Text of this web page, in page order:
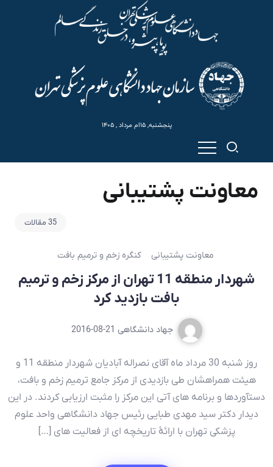
پنجشنبه, ۱۵ام مرداد , ۱۴۰۵
معاونت پشتیبانی
35 مقالات
معاونت پشتیبانی کنگره زخم و ترمیم بافت
شهردار منطقه 11 تهران از مرکز زخم و ترمیم
بافت بازدید کرد
جهاد دانشگاهی 2016-08-21
روز شنبه 30 مرداد ماه آقای نصراله آباديان شهردار منطقه 11 و
هیئت همراهشان طی بازدیدی از مرکز جامع ترمیم زخم و بافت،
دستآوردها و برنامه های آتی این مرکز را مثبت ارزیابی کردند. در این
دیدار دکتر سید مهدی طبایی رئیس جهاد دانشگاهی واحد علوم
پزشکی تهران با ارائۀ تاریخچه ای از فعالیت های […]